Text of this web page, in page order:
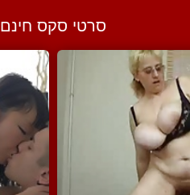
סרטי סקס חינם